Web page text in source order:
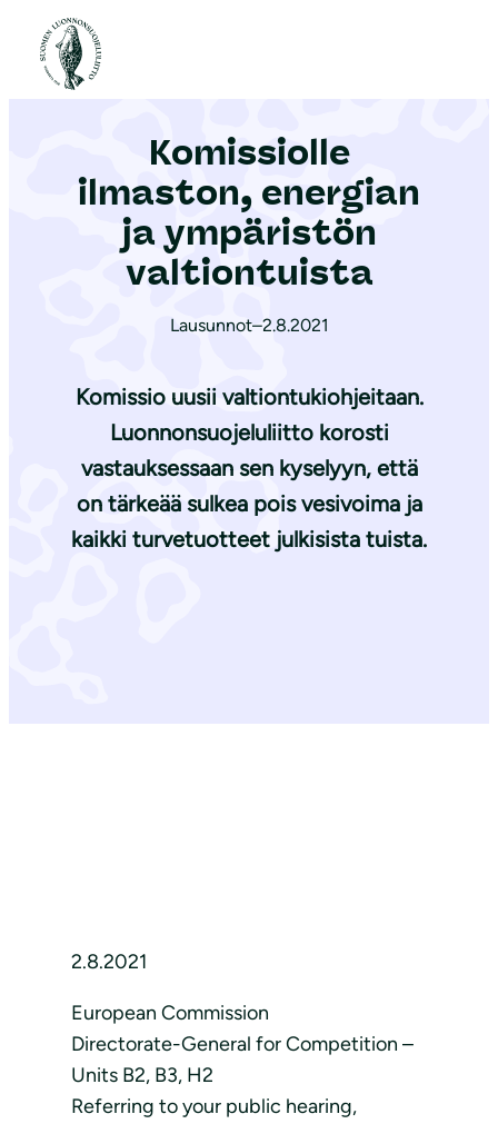
Etusivu
Komissiolle
ilmaston, energian
ja ympäristön
valtiontuista
Lausunnot–2.8.2021
Komissio uusii valtiontukiohjeitaan.
Luonnonsuojeluliitto korosti
vastauksessaan sen kyselyyn, että
on tärkeää sulkea pois vesivoima ja
kaikki turvetuotteet julkisista tuista.
2.8.2021
European Commission
Directorate-General for Competition –
Units B2, B3, H2
Referring to your public hearing,